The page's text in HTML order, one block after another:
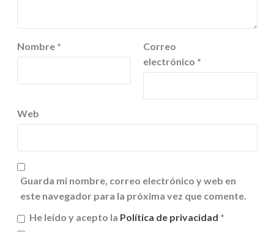
Nombre *
Correo
electrónico *
Web
Guarda mi nombre, correo electrónico y web en
este navegador para la próxima vez que comente.
He leído y acepto la Política de privacidad *